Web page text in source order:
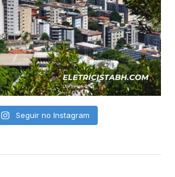
Seguir no Instagram